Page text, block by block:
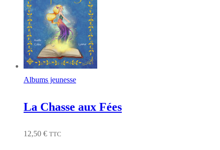
Albums jeunesse
La Chasse aux Fées
12,50 € TTC